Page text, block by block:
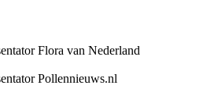
Flora van Nederland
Pollennieuws.nl